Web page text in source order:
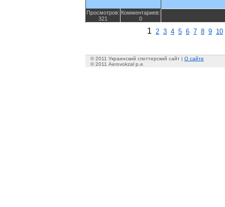
Просмотров:
321
Комментариев:
0
1 2 3 4 5 6 7 8 9 10
© 2011 Украинский споттерский сайт | О сайте
© 2011 Aerovokzal p.e.